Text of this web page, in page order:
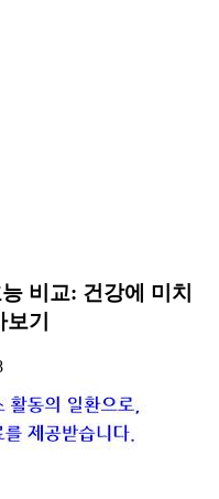
비교: 건강에 미치
기